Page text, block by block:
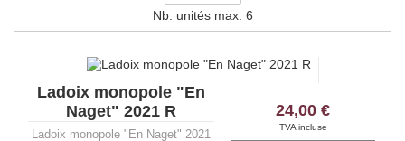
Nb. unités max. 6
Ladoix monopole "En
Naget" 2021 R
Ladoix monopole "En Naget" 2021
24,00 €
TVA incluse